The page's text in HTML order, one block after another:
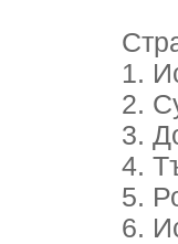
1.
2.
3.
4.
5.
6.